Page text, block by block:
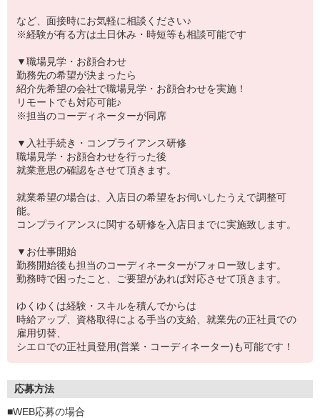
など、面接時にお気軽に相談ください♪
※経験が有る方は土日休み・時短等も相談可能です
▼職場見学・お顔合わせ
勤務先の希望が決まったら
紹介先希望の会社で職場見学・お顔合わせを実施！
リモートでも対応可能♪
※担当のコーディネーターが同席
▼入社手続き・コンプライアンス研修
職場見学・お顔合わせを行った後
就業意思の確認をさせて頂きます。
就業希望の場合は、入店日の希望をお伺いしたうえで調整可
能。
コンプライアンスに関する研修を入店日までに実施致します。
▼お仕事開始
勤務開始後も担当のコーディネーターがフォロー致します。
勤務時で困ったこと、ご要望があれば対応させて頂きます。
ゆくゆくは経験・スキルを積んでからは
時給アップ、資格取得による手当の支給、就業先の正社員での
雇用切替、
シエロでの正社員登用(営業・コーディネーター)も可能です！
応募方法
■WEB応募の場合